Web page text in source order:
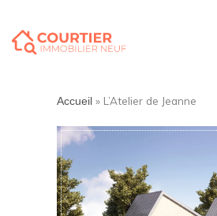
Accueil » L’Atelier de Jeanne